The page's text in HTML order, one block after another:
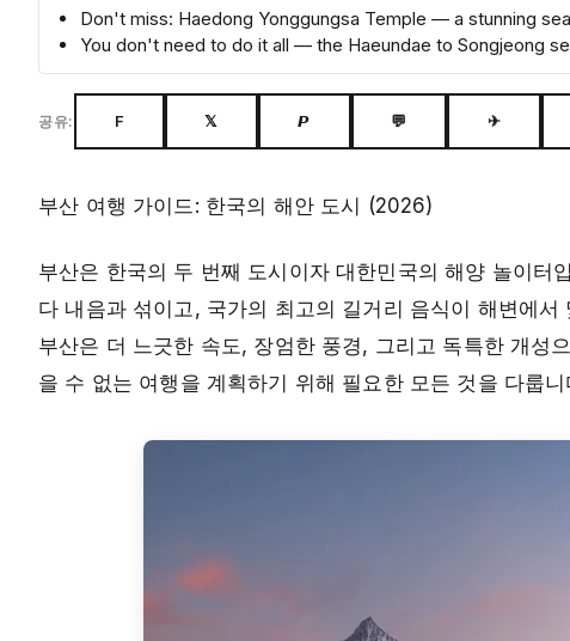
Don't miss: Haedong Yonggungsa Temple — a stunning
You don't need to do it all — the Haeundae to Songjeong
공유: F 𝕏 𝙋 💬 ✈
부산 여행 가이드: 한국의 해안 도시 (2026)
부산은 한국의 두 번째 도시이자 대한민국의 해양 놀이
다 내음과 섞이고, 국가의 최고의 길거리 음식이 해변에
부산은 더 느긋한 속도, 장엄한 풍경, 그리고 독특한 개성
을 수 없는 여행을 계획하기 위해 필요한 모든 것을 다룹니